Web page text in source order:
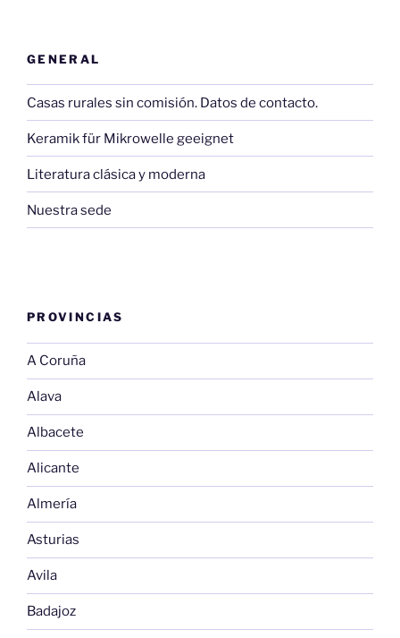
GENERAL
Casas rurales sin comisión. Datos de contacto.
Keramik für Mikrowelle geeignet
Literatura clásica y moderna
Nuestra sede
PROVINCIAS
A Coruña
Alava
Albacete
Alicante
Almería
Asturias
Avila
Badajoz